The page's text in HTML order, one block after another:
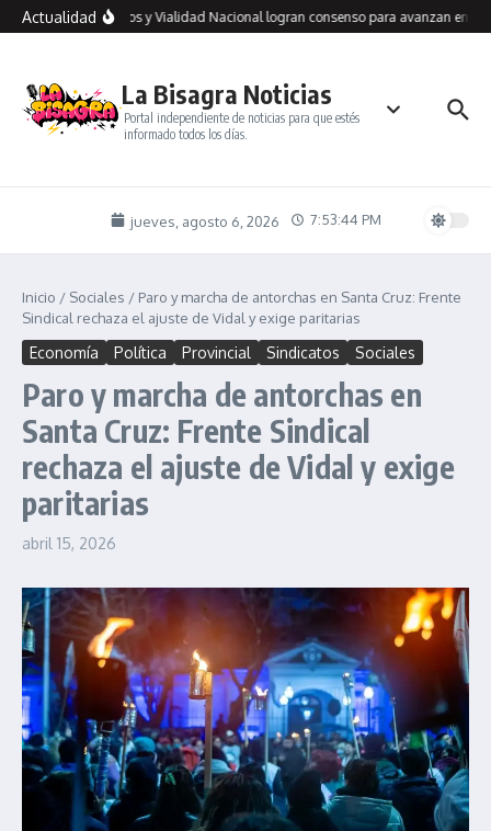
Saltar al contenido
ActualidadRío Gallegos y Vialidad Nacional logran consenso para avanzan en un
La Bisagra Noticias
Portal independiente de noticias para que estés
informado todos los días.
jueves, agosto 6, 2026 7:53:44 PM
Inicio / Sociales / Paro y marcha de antorchas en Santa Cruz: Frente
Sindical rechaza el ajuste de Vidal y exige paritarias
Economía Política Provincial Sindicatos Sociales
Paro y marcha de antorchas en
Santa Cruz: Frente Sindical
rechaza el ajuste de Vidal y exige
paritarias
abril 15, 2026